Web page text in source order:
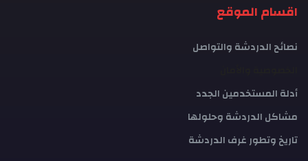
اقسام الموقع
نصائح الدردشة والتواصل
أدلة المستخدمين الجدد
مشاكل الدردشة وحلولها
تاريخ وتطور غرف الدردشة